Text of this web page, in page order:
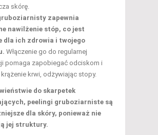
skórę.
zapewnia
nawilżenie stóp, co jest
dla ich zdrowia i twojego
Włączenie go do regularnej
pomaga zapobiegać odciskom i
krwi, odżywiając stopy.
do skarpetek
peelingi gruboziarniste są
dla skóry, ponieważ nie
jej struktury.